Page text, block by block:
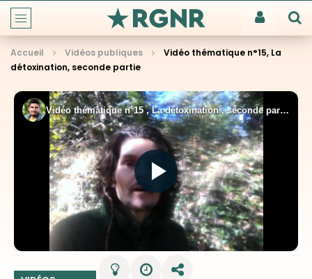
Accueil Vidéos publiques
Vidéo thématique n°15, La
détoxination, seconde partie